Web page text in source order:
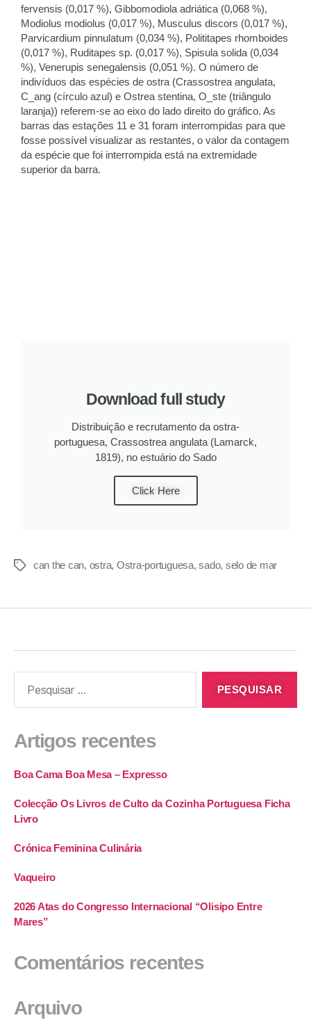
fervensis (0,017 %), Gibbomodiola adriática (0,068 %),
Modiolus modiolus (0,017 %), Musculus discors (0,017 %),
Parvicardium pinnulatum (0,034 %), Polititapes rhomboides
(0,017 %), Ruditapes sp. (0,017 %), Spisula solida (0,034
%), Venerupis senegalensis (0,051 %). O número de
indivíduos das espécies de ostra (Crassostrea angulata,
C_ang (círculo azul) e Ostrea stentina, O_ste (triângulo
laranja)) referem-se ao eixo do lado direito do gráfico. As
barras das estações 11 e 31 foram interrompidas para que
fosse possível visualizar as restantes, o valor da contagem
da espécie que foi interrompida está na extremidade
superior da barra.
Download full study
Distribuição e recrutamento da ostra-
portuguesa, Crassostrea angulata (Lamarck,
1819), no estuário do Sado
Click Here
can the can, ostra, Ostra-portuguesa,sado, selo de mar
Artigos recentes
Boa Cama Boa Mesa – Expresso
Colecção Os Livros de Culto da Cozinha Portuguesa Ficha
Livro
Crónica Feminina Culinária
Vaqueiro
2026 Atas do Congresso Internacional “Olisipo Entre
Mares”
Comentários recentes
Arquivo